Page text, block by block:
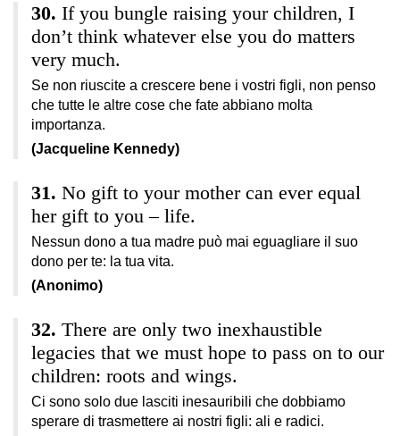
If you bungle raising your children, I
don’t think whatever else you do matters
very much.
Se non riuscite a crescere bene i vostri figli, non penso
che tutte le altre cose che fate abbiano molta
importanza.
(Jacqueline Kennedy)
No gift to your mother can ever equal
her gift to you – life.
Nessun dono a tua madre può mai eguagliare il suo
dono per te: la tua vita.
(Anonimo)
There are only two inexhaustible
legacies that we must hope to pass on to our
children: roots and wings.
Ci sono solo due lasciti inesauribili che dobbiamo
sperare di trasmettere ai nostri figli: ali e radici.